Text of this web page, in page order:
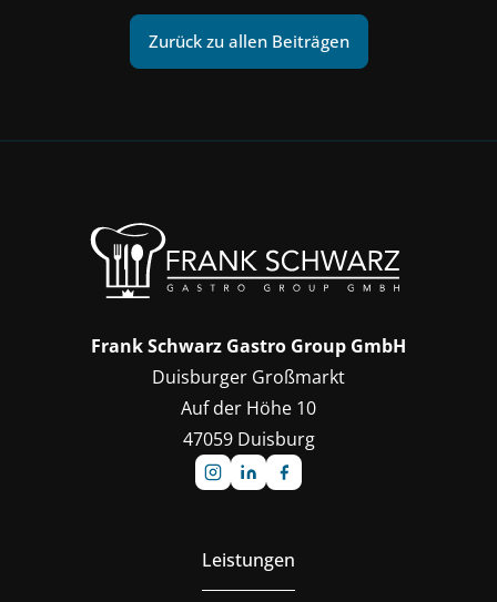
Zurück zu allen Beiträgen
Frank Schwarz Gastro Group GmbH
Duisburger Großmarkt
Auf der Höhe 10
47059 Duisburg
Leistungen